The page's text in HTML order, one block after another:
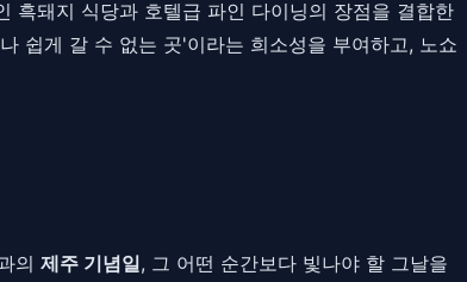
흑돼지 식당과 호텔급 파인 다이닝의 장점을 결합한
쉽게 갈 수 없는 곳'이라는 희소성을 부여하고, 노쇼
의 제주 기념일, 그 어떤 순간보다 빛나야 할 그날을